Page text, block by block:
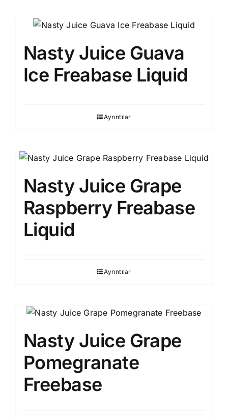
Nasty Juice Guava
Ice Freabase Liquid
Ayrıntılar
Nasty Juice Grape
Raspberry Freabase
Liquid
Ayrıntılar
Nasty Juice Grape
Pomegranate
Freebase